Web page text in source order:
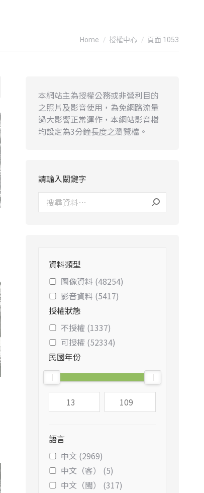
You are here:
Home 授權中心 頁面 1053
本網站主為授權公務或非營利目的
之照片及影音使用，為免網路流量
過大影響正常運作，本網站影音檔
均設定為3分鐘長度之瀏覽檔。
請輸入關鍵字
資料類型
圖像資料 (48254)
影音資料 (5417)
授權狀態
不授權 (1337)
可授權 (52334)
民國年份
語言
中文 (2969)
中文（客） (5)
中文（閩） (317)